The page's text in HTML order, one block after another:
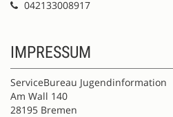
042133008917
IMPRESSUM
ServiceBureau Jugendinformation
Am Wall 140
28195 Bremen